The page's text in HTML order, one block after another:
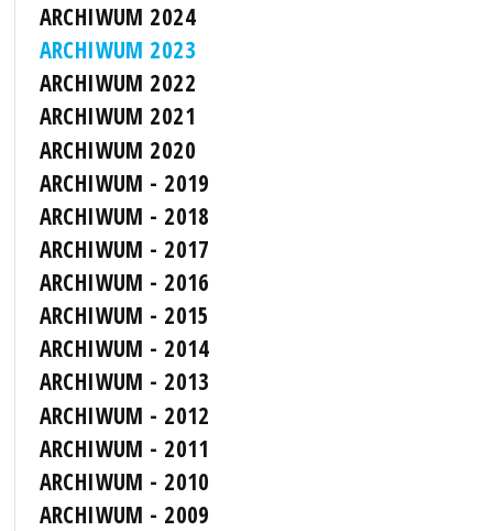
ARCHIWUM 2024
ARCHIWUM 2023
ARCHIWUM 2022
ARCHIWUM 2021
ARCHIWUM 2020
ARCHIWUM - 2019
ARCHIWUM - 2018
ARCHIWUM - 2017
ARCHIWUM - 2016
ARCHIWUM - 2015
ARCHIWUM - 2014
ARCHIWUM - 2013
ARCHIWUM - 2012
ARCHIWUM - 2011
ARCHIWUM - 2010
ARCHIWUM - 2009